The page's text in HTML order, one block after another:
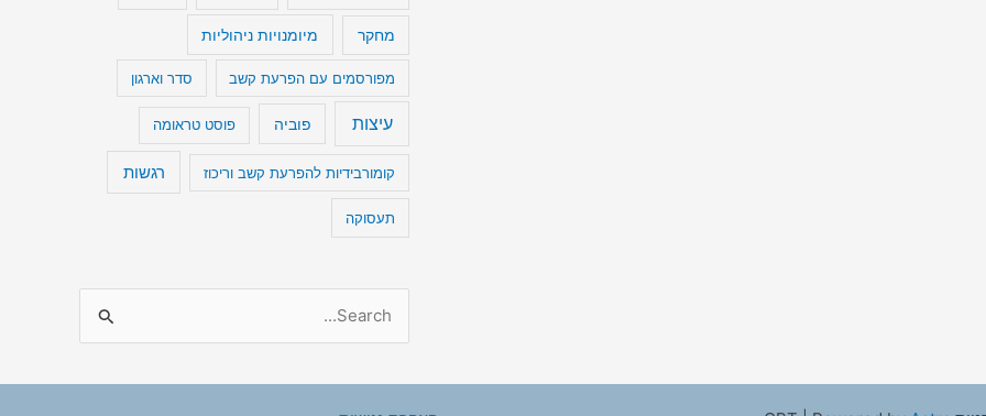
מחקר מיומנויות ניהוליות
מפורסמים עם הפרעת קשב סדר וארגון
עיצות פוביה פוסט טראומה
קומורבידיות להפרעת קשב וריכוז רגשות
תעסוקה
a